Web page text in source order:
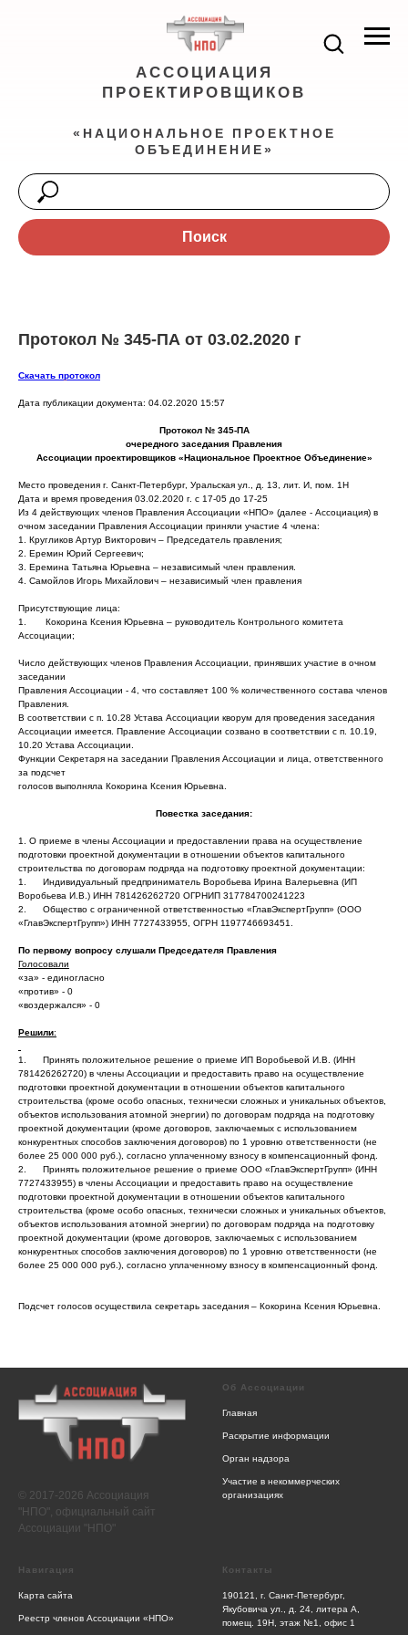
АССОЦИАЦИЯ
ПРОЕКТИРОВЩИКОВ
«НАЦИОНАЛЬНОЕ ПРОЕКТНОЕ
ОБЪЕДИНЕНИЕ»
Поиск
Протокол № 345-ПА от 03.02.2020 г
Скачать протокол
Дата публикации документа: 04.02.2020 15:57
Протокол № 345-ПА
очередного заседания Правления
Ассоциации проектировщиков «Национальное Проектное Объединение»
Место проведения г. Санкт-Петербург, Уральская ул., д. 13, лит. И, пом. 1Н
Дата и время проведения 03.02.2020 г. с 17-05 до 17-25
Из 4 действующих членов Правления Ассоциации «НПО» (далее - Ассоциация) в
очном заседании Правления Ассоциации приняли участие 4 члена:
1. Кругликов Артур Викторович – Председатель правления;
2. Еремин Юрий Сергеевич;
3. Еремина Татьяна Юрьевна – независимый член правления.
4. Самойлов Игорь Михайлович – независимый член правления
Присутствующие лица:
1. Кокорина Ксения Юрьевна – руководитель Контрольного комитета
Ассоциации;
Число действующих членов Правления Ассоциации, принявших участие в очном
заседании
Правления Ассоциации - 4, что составляет 100 % количественного состава членов
Правления.
В соответствии с п. 10.28 Устава Ассоциации кворум для проведения заседания
Ассоциации имеется. Правление Ассоциации созвано в соответствии с п. 10.19,
10.20 Устава Ассоциации.
Функции Секретаря на заседании Правления Ассоциации и лица, ответственного
за подсчет
голосов выполняла Кокорина Ксения Юрьевна.
Повестка заседания:
1. О приеме в члены Ассоциации и предоставлении права на осуществление
подготовки проектной документации в отношении объектов капитального
строительства по договорам подряда на подготовку проектной документации:
1. Индивидуальный предприниматель Воробьева Ирина Валерьевна (ИП
Воробьева И.В.) ИНН 781426262720 ОГРНИП 317784700241223
2. Общество с ограниченной ответственностью «ГлавЭкспертГрупп» (ООО
«ГлавЭкспертГрупп») ИНН 7727433955, ОГРН 1197746693451.
По первому вопросу слушали Председателя Правления
Голосовали
«за» - единогласно
«против» - 0
«воздержался» - 0
Решили:
1. Принять положительное решение о приеме ИП Воробьевой И.В. (ИНН
781426262720) в члены Ассоциации и предоставить право на осуществление
подготовки проектной документации в отношении объектов капитального
строительства (кроме особо опасных, технически сложных и уникальных объектов,
объектов использования атомной энергии) по договорам подряда на подготовку
проектной документации (кроме договоров, заключаемых с использованием
конкурентных способов заключения договоров) по 1 уровню ответственности (не
более 25 000 000 руб.), согласно уплаченному взносу в компенсационный фонд.
2. Принять положительное решение о приеме ООО «ГлавЭкспертГрупп» (ИНН
7727433955) в члены Ассоциации и предоставить право на осуществление
подготовки проектной документации в отношении объектов капитального
строительства (кроме особо опасных, технически сложных и уникальных объектов,
объектов использования атомной энергии) по договорам подряда на подготовку
проектной документации (кроме договоров, заключаемых с использованием
конкурентных способов заключения договоров) по 1 уровню ответственности (не
более 25 000 000 руб.), согласно уплаченному взносу в компенсационный фонд.
Подсчет голосов осуществила секретарь заседания – Кокорина Ксения Юрьевна.
© 2017-2026 Ассоциация
"НПО", официальный сайт
Ассоциации "НПО"
Об Ассоциации
Главная
Раскрытие информации
Орган надзора
Участие в некоммерческих
организациях
Навигация
Карта сайта
Реестр членов Ассоциации «НПО»
Контакты
190121, г. Санкт-Петербург,
Якубовича ул., д. 24, литера А,
помещ. 19Н, этаж №1, офис 1